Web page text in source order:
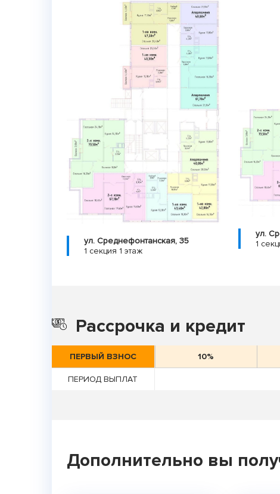
ул. Среднефонтанская, 35
1 секция 1 этаж
ул.
1
Рассрочка и кредит
ПЕРВЫЙ ВЗНОС
ПЕРИОД ВЫПЛАТ
10%
Дополнительно вы